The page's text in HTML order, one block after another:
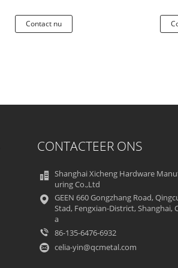
Contact nu
CONTACTEER ONS
Shanghai Xicheng Hardware
uring Co.,Ltd
GEEN 660 Gongzhang Road,
Stad, Fengxian-District, Shanghai,
a
86-135-6476-6932
celia-yin@qcmetal.com